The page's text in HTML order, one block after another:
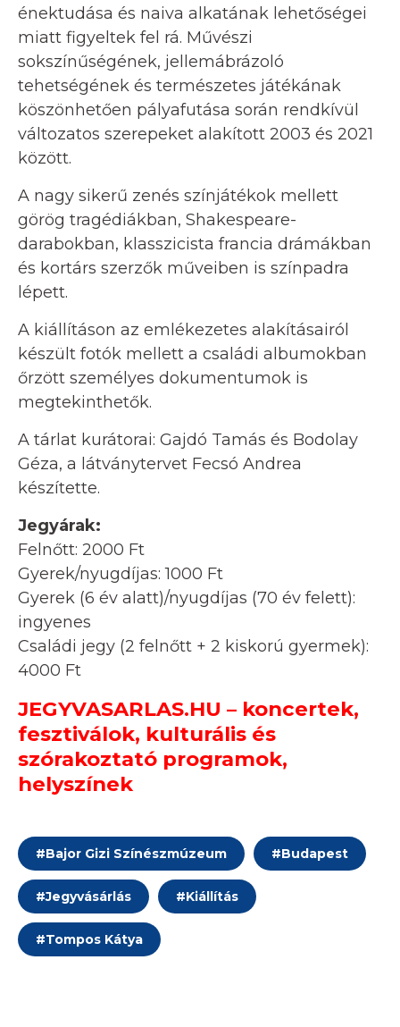
énektudása és naiva alkatának lehetőségei
miatt figyeltek fel rá. Művészi
sokszínűségének, jellemábrázoló
tehetségének és természetes játékának
köszönhetően pályafutása során rendkívül
változatos szerepeket alakított 2003 és 2021
között.
A nagy sikerű zenés színjátékok mellett
görög tragédiákban, Shakespeare-
darabokban, klasszicista francia drámákban
és kortárs szerzők műveiben is színpadra
lépett.
A kiállításon az emlékezetes alakításairól
készült fotók mellett a családi albumokban
őrzött személyes dokumentumok is
megtekinthetők.
A tárlat kurátorai: Gajdó Tamás és Bodolay
Géza, a látványtervet Fecsó Andrea
készítette.
Jegyárak:
Felnőtt: 2000 Ft
Gyerek/nyugdíjas: 1000 Ft
Gyerek (6 év alatt)/nyugdíjas (70 év felett):
ingyenes
Családi jegy (2 felnőtt + 2 kiskorú gyermek):
4000 Ft
JEGYVASARLAS.HU – koncertek,
fesztiválok, kulturális és
szórakoztató programok,
helyszínek
#Bajor Gizi Színészmúzeum #Budapest
#Jegyvásárlás #Kiállítás
#Tompos Kátya